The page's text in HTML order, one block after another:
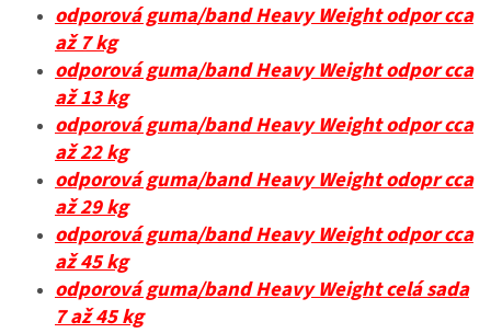
odporová guma/band Heavy Weight odpor cca
až 7 kg
odporová guma/band Heavy Weight odpor cca
až 13 kg
odporová guma/band Heavy Weight odpor cca
až 22 kg
odporová guma/band Heavy Weight odopr cca
až 29 kg
odporová guma/band Heavy Weight odpor cca
až 45 kg
odporová guma/band Heavy Weight celá sada
7 až 45 kg